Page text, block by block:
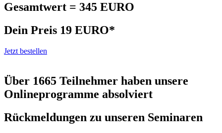
Gesamtwert = 345 EURO
Dein Preis 19 EURO*
Jetzt bestellen
Über 1665 Teilnehmer haben unsere
Onlineprogramme absolviert
Rückmeldungen zu unseren Seminaren